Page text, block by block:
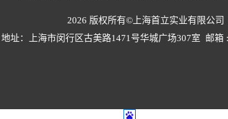
2026 版权所有©上海首立实业有限公司
地址：上海市闵行区古美路1471号华城广场307室 邮箱